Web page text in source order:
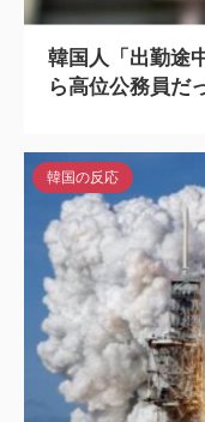
韓国人「出勤途
ら高位公務員だ
韓国の反応